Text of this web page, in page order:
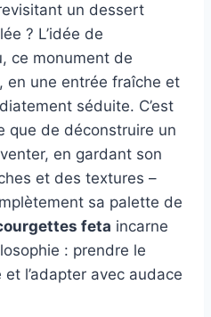
un dessert
? L’idée de
ce monument de
en une entrée fraîche et
séduite. C’est
que de déconstruire un
en gardant son
et des textures –
sa palette de
feta incarne
: prendre le
et l’adapter avec audace